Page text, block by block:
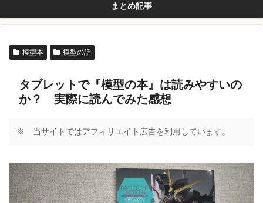
まとめ記事
模型本 模型の話
タブレットで『模型の本』は読みやすいの
か？ 実際に読んでみた感想
※ 当サイトではアフィリエイト広告を利用しています。